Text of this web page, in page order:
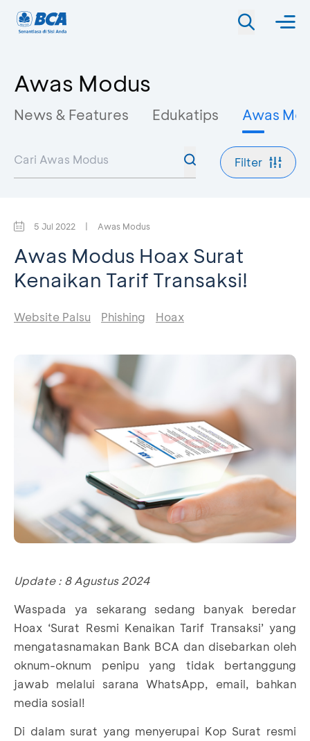
Awas Modus
News & Features Edukatips Awas
Filter
5 Jul 2022 | Awas Modus
Awas Modus Hoax Surat
Kenaikan Tarif Transaksi!
Website Palsu Phishing Hoax
Update : 8 Agustus 2024
Waspada ya sekarang sedang banyak beredar
Hoax ‘Surat Resmi Kenaikan Tarif Transaksi’ yang
mengatasnamakan Bank BCA dan disebarkan oleh
oknum-oknum penipu yang tidak bertanggung
jawab melalui sarana WhatsApp, email, bahkan
media sosial!
Di dalam surat yang menyerupai Kop Surat resmi